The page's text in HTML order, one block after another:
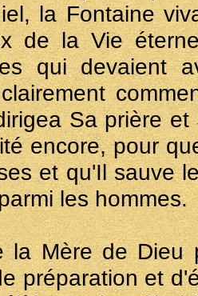
la Fontaine
de la Vie
qui devaient
Sa prière
encore, pour
et qu'Il sauve
les hommes.
la Mère de
préparation et